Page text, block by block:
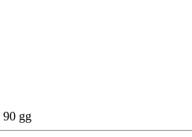
90 gg